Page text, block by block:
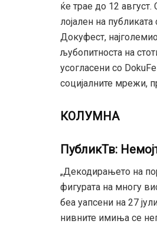
ќе трае до 12
лојален на
Докуфест,
љубопитноста на
усогласени со
социјалните мрежи,
КОЛУМНА
ПубликТв:
„Декодирањето на
фигурата на многу
беа уапсени на 27
нивните имиња се